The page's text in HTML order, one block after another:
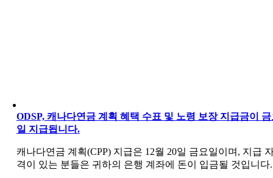
ODSP, 캐나다연금 계획 혜택 수표 및 노령 보장 지급금이 금
일 지급됩니다.
캐나다연금 계획(CPP) 지급은 12월 20일 금요일이며, 지급
격이 있는 분들은 귀하의 은행 계좌에 돈이 입금될 것입니다.